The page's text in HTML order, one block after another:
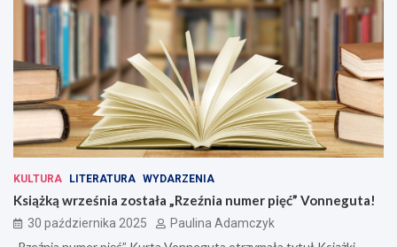
KULTURA LITERATURA WYDARZENIA
Książką września została „Rzeźnia numer pięć” Vonneguta!
30 października 2025 Paulina Adamczyk